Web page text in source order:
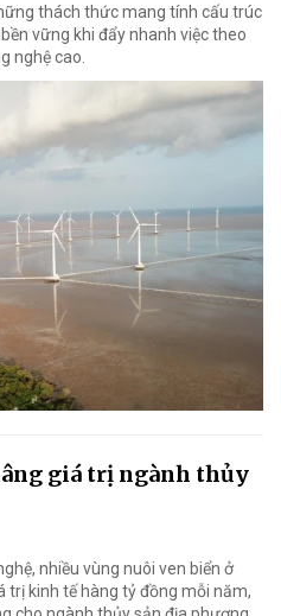
thách thức mang tính cấu trúc
vững khi đẩy nhanh việc theo
nghệ cao.
giá trị ngành thủy
nhiều vùng nuôi ven biển ở
trị kinh tế hàng tỷ đồng mỗi năm,